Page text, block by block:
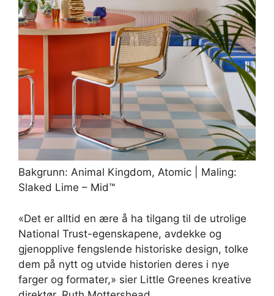
Bakgrunn: Animal Kingdom, Atomic | Maling:
Slaked Lime – Mid™
«Det er alltid en ære å ha tilgang til de utrolige
National Trust-egenskapene, avdekke og
gjenopplive fengslende historiske design, tolke
dem på nytt og utvide historien deres i nye
farger og formater,» sier Little Greenes kreative